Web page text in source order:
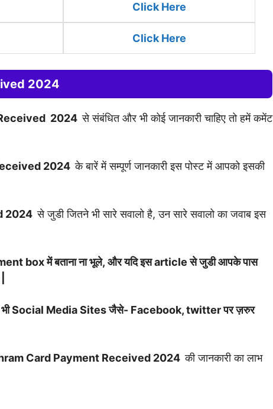
Click Here
Click Here
2024
Received 2024से संबंधित और भी कोई जानकारी चाहिए तो हमें कमेंट
2024के बारें में सम्पूर्ण जानकारी इस पोस्ट में आपको इसकी
2024से जुडी जितने भी सारे सवालो है, उन सारे सवालो का जवाब इस
box में बताना ना भूले, और यदि इस article से जुडी आपके पास
भी Social Media Sites जैसे- Facebook, twitter पर ज़रुर
Card Payment Received 2024की जानकारी का लाभ